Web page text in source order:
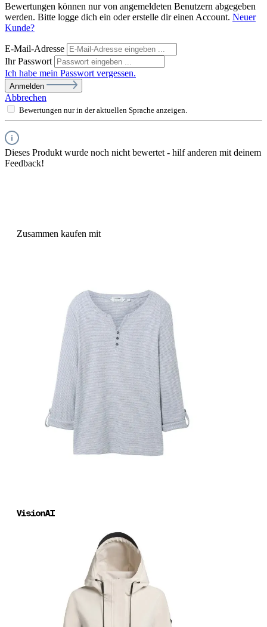
Bewertungen können nur von angemeldeten Benutzern abgegeben
werden. Bitte logge dich ein oder erstelle dir einen Account. Neuer
Kunde?
E-Mail-Adresse
Ihr Passwort
Ich habe mein Passwort vergessen.
Anmelden
Abbrechen
Bewertungen nur in der aktuellen Sprache anzeigen.
Dieses Produkt wurde noch nicht bewertet - hilf anderen mit deinem
Feedback!
Zusammen kaufen mit